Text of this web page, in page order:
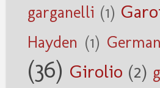
garganelli (1)
Hayden (1)
(36) Girolio (2)